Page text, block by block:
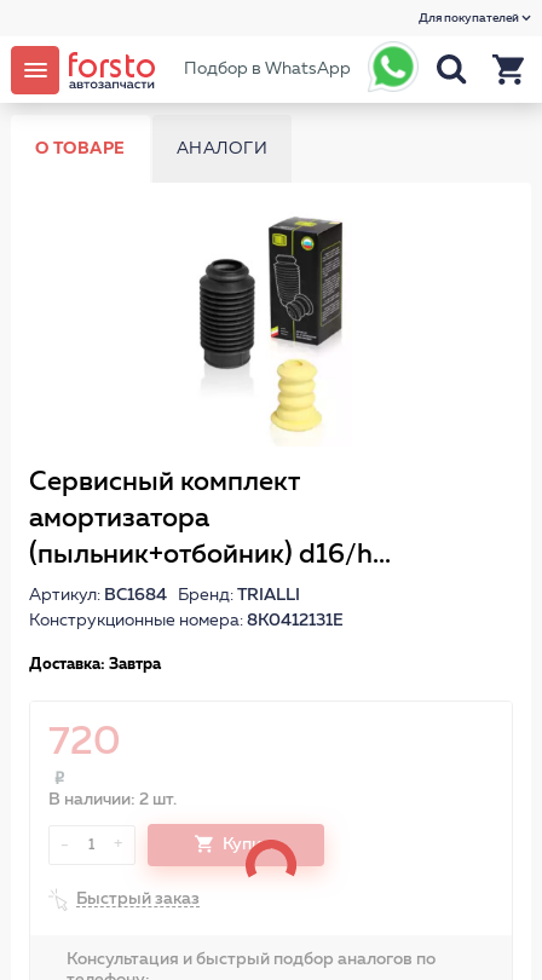
Для покупателей
Подбор в WhatsApp
О ТОВАРЕ АНАЛОГИ
Сервисный комплект
амортизатора
(пыльник+отбойник) d16/h...
Артикул: BC1684Бренд: TRIALLI
Конструкционные номера: 8K0412131E
Доставка: Завтра
720
В наличии: 2 шт.
- 1 + Купить
Быстрый заказ
Консультация и быстрый подбор аналогов по